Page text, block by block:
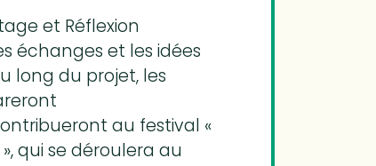
et Réflexion
échanges et les idées
long du projet, les
au festival «
qui se déroulera au